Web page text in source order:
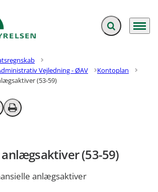
Fold søgefelt ud
Menu
Vejledning - ØAV
Kontoplan
(53-59)
email
Print
(53-59)
anlægsaktiver